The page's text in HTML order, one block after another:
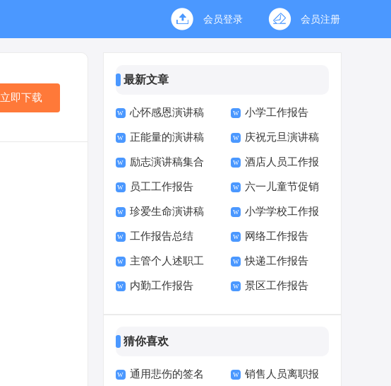
会员登录 会员注册
立即下载
最新文章
心怀感恩演讲稿 小学工作报告
正能量的演讲稿 庆祝元旦演讲稿
15篇
励志演讲稿集合
15篇
酒店人员工作报
告
员工工作报告 六一儿童节促销
方案
珍爱生命演讲稿
(15篇)
小学学校工作报
告校长述职报告
工作报告总结 网络工作报告
主管个人述职工
作报告
快递工作报告
内勤工作报告 景区工作报告
猜你喜欢
通用悲伤的签名 销售人员离职报